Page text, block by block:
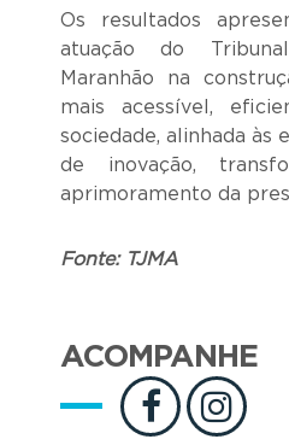
Os resultados
atuação do
Maranhão na
mais acessível,
sociedade, alinhada às
de inovação,
aprimoramento da
Fonte: TJMA
ACOMPANHE